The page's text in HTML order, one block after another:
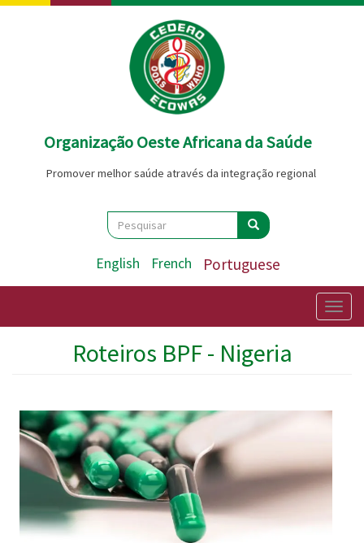
Passar
Organização Oeste Africana da Saúde
Promover melhor saúde através da integração regional
Search
Pesquisar Pesquisar
English French Portuguese
Roteiros BPF - Nigeria